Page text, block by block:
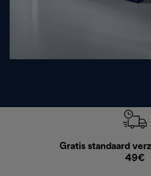
Gratis standaard
49€